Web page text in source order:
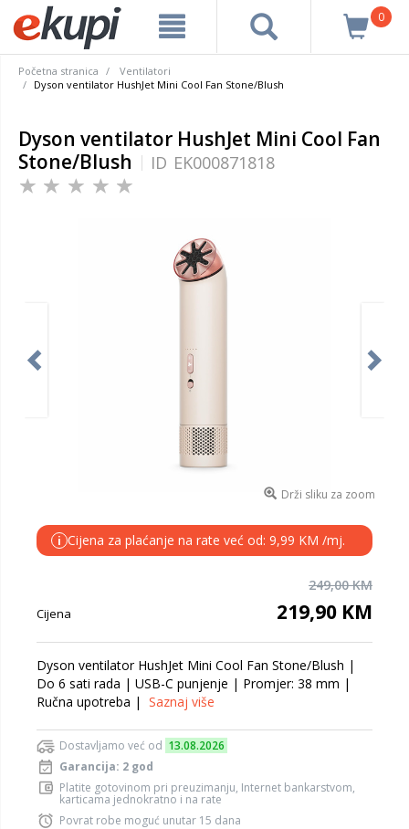
0
Početna stranica
Ventilatori
Dyson ventilator HushJet Mini Cool Fan Stone/Blush
Dyson ventilator HushJet Mini Cool Fan
Stone/Blush
ID EK000871818
Drži sliku za zoom
i Cijena za plaćanje na rate već od: 9,99 KM /mj.
249,00 KM
Cijena 219,90 KM
Dyson ventilator HushJet Mini Cool Fan Stone/Blush |
Do 6 sati rada | USB-C punjenje | Promjer: 38 mm |
Ručna upotreba | Saznaj više
Dostavljamo već od 13.08.2026
Garancija: 2 god
Platite gotovinom pri preuzimanju, Internet bankarstvom,
karticama jednokratno i na rate
Povrat robe moguć unutar 15 dana